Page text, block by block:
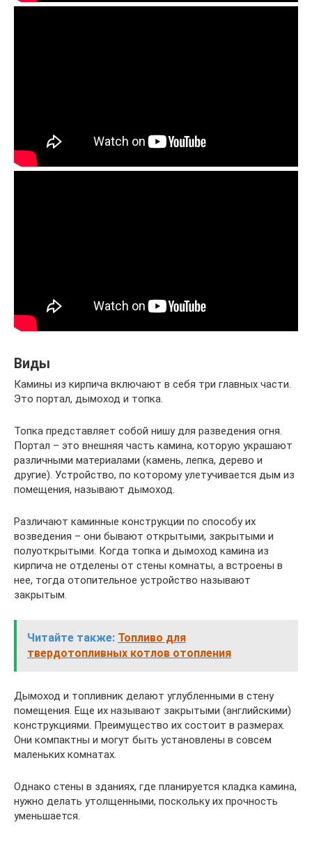
Виды
Камины из кирпича включают в себя три главных части.
Это портал, дымоход и топка.
Топка представляет собой нишу для разведения огня.
Портал – это внешняя часть камина, которую украшают
различными материалами (камень, лепка, дерево и
другие). Устройство, по которому улетучивается дым из
помещения, называют дымоход.
Различают каминные конструкции по способу их
возведения – они бывают открытыми, закрытыми и
полуоткрытыми. Когда топка и дымоход камина из
кирпича не отделены от стены комнаты, а встроены в
нее, тогда отопительное устройство называют
закрытым.
Читайте также: Топливо для
твердотопливных котлов отопления
Дымоход и топливник делают углубленными в стену
помещения. Еще их называют закрытыми (английскими)
конструкциями. Преимущество их состоит в размерах.
Они компактны и могут быть установлены в совсем
маленьких комнатах.
Однако стены в зданиях, где планируется кладка камина,
нужно делать утолщенными, поскольку их прочность
уменьшается.